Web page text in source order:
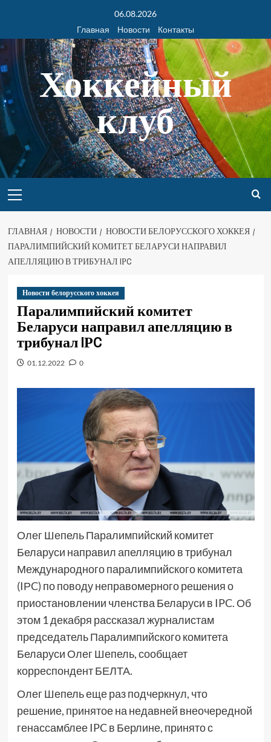
06.08.2026
Главная
Новости Контакты
Хоккейный
клуб
ГЛАВНАЯ НОВОСТИ
НОВОСТИ БЕЛОРУССКОГО ХОККЕЯ
ПАРАЛИМПИЙСКИЙ КОМИТЕТ БЕЛАРУСИ НАПРАВИЛ
АПЕЛЛЯЦИЮ В ТРИБУНАЛ IРC
Новости белорусского хоккея
Паралимпийский комитет
Беларуси направил апелляцию в
трибунал IРC
01.12.2022 0
Олег Шепель Паралимпийский комитет
Беларуси направил апелляцию в трибунал
Международного паралимпийского комитета
(IРC) по поводу неправомерного решения о
приостановлении членства Беларуси в IPC. Об
этом 1 декабря рассказал журналистам
председатель Паралимпийского комитета
Беларуси Олег Шепель, сообщает
корреспондент БЕЛТА.
Олег Шепель еще раз подчеркнул, что
решение, принятое на недавней внеочередной
генассамблее IPC в Берлине, принято с